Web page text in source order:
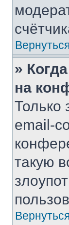
»
на
Только
email-
такую